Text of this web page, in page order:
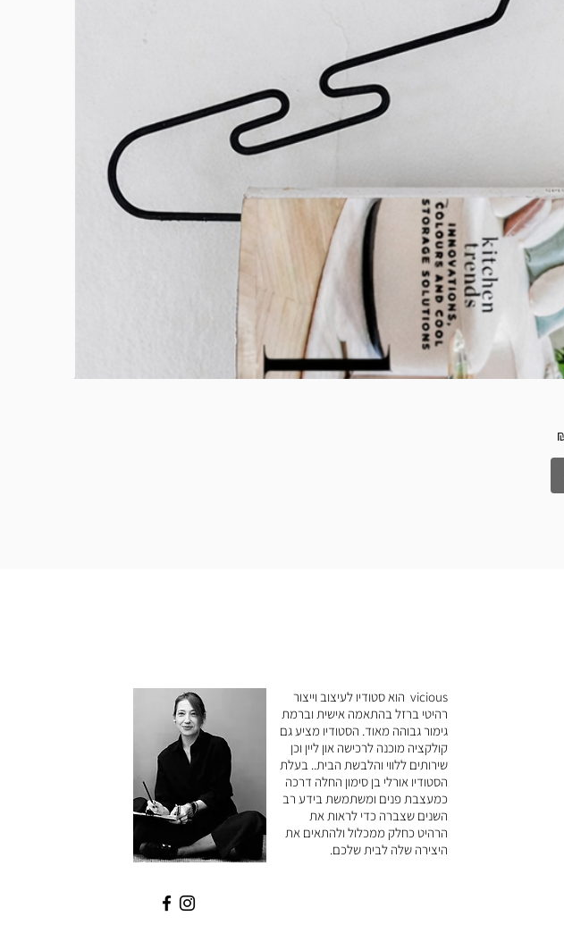
vicious הוא סטודיו לעיצוב וייצור
רהיטי ברזל בהתאמה אישית וברמת
גימור גבוהה מאוד. הסטודיו מציע גם
קולקציה מוכנה לרכישה און ליין וכן
שירותים ללווי והלבשת הבית.. בעלת
הסטודיו אורלי בן סימון החלה דרכה
כמעצבת פנים ומשתמשת בידע רב
השנים שצברה כדי לראות את
הרהיט כחלק ממכלול ולהתאים את
היצירה שלה לבית שלכם.